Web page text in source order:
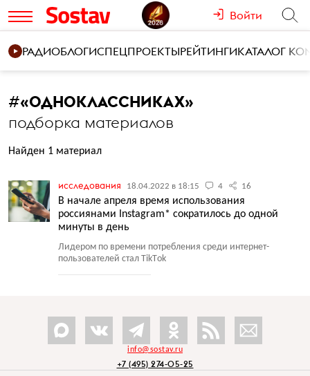
Войти
РАДИОБЛОГИСПЕЦПРОЕКТЫРЕЙТИНГИКАТАЛОГ
#«ОДНОКЛАССНИКАХ»
подборка материалов
Найден 1 материал
исследования 18.04.2022 в 18:15 4 16
В начале апреля время использования
россиянами Instagram* сократилось до одной
минуты в день
Лидером по времени потребления среди интернет-
пользователей стал TikТok
info@sostav.ru
+7 (495) 274-05-25